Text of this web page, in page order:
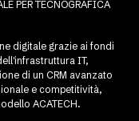
PER TECNOGRAFICA
digitale grazie ai fondi
IT,
di un CRM avanzato
e competitività,
ACATECH.